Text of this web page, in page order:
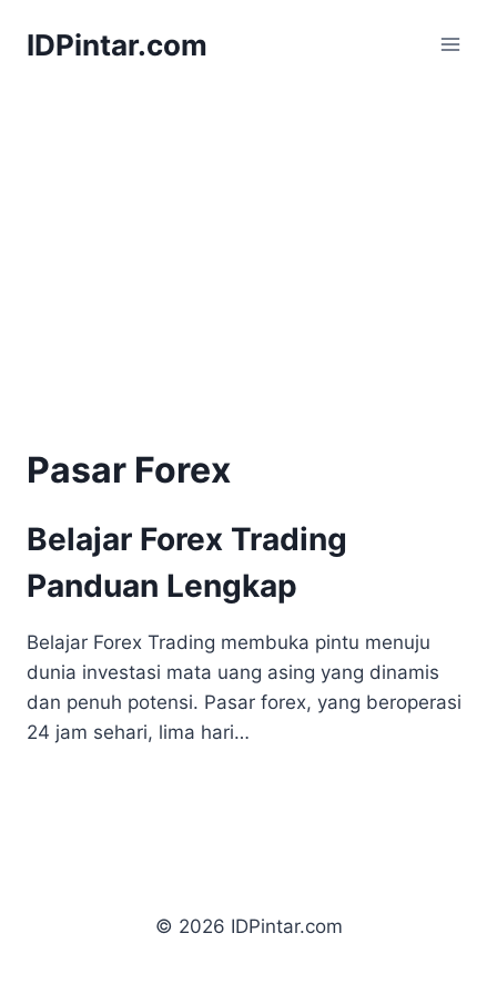
IDPintar.com
Pasar Forex
Belajar Forex Trading
Panduan Lengkap
Belajar Forex Trading membuka pintu menuju
dunia investasi mata uang asing yang dinamis
dan penuh potensi. Pasar forex, yang beroperasi
24 jam sehari, lima hari…
© 2026 IDPintar.com